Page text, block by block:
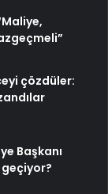
çözdüler:
Başkanı
geçiyor?